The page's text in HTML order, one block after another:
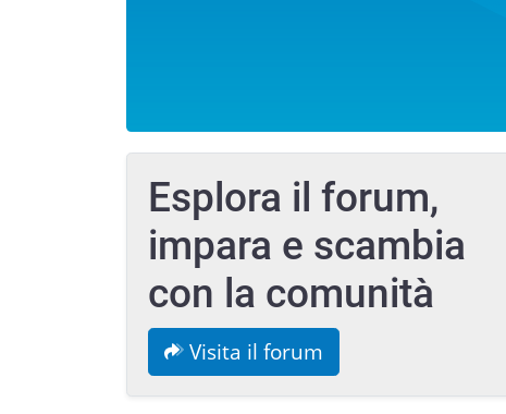
Esplora il forum,
impara e scambia
con la comunità
Visita il forum